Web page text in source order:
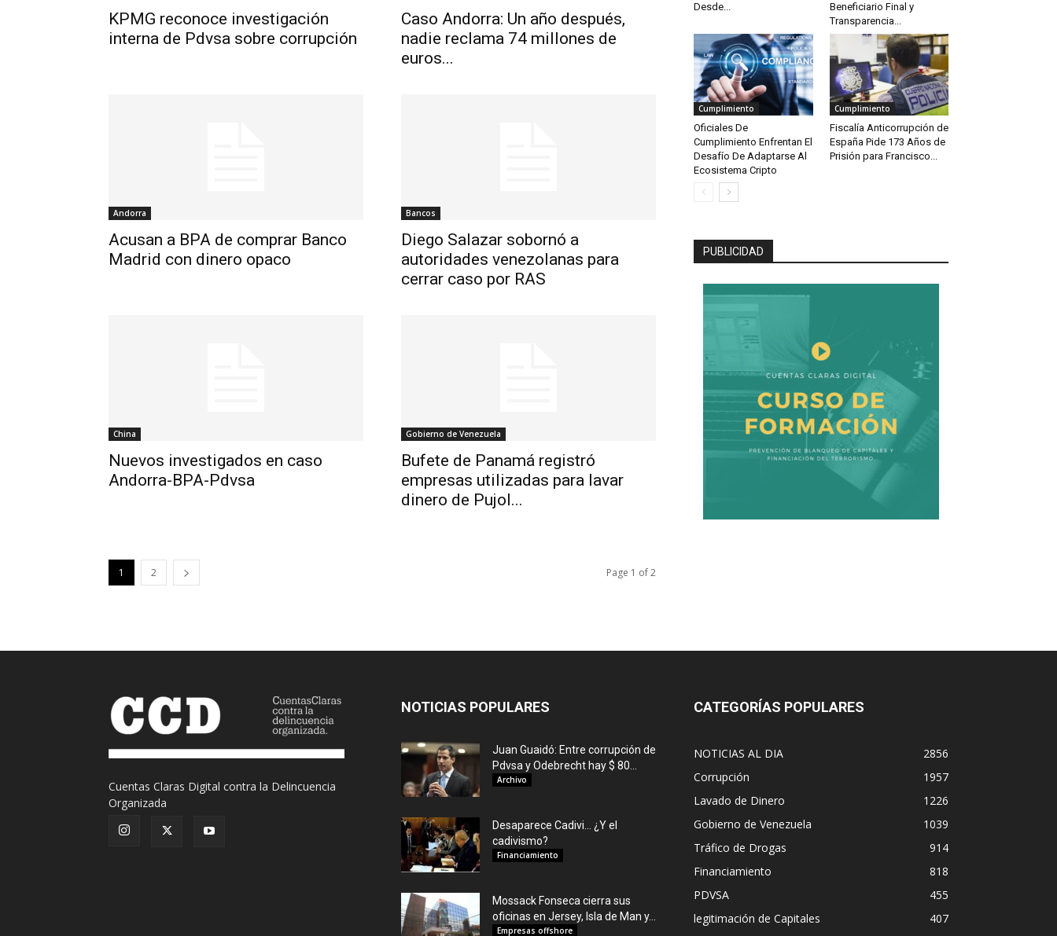
KPMG reconoce investigación
interna de Pdvsa sobre corrupción
Caso Andorra: Un año después,
nadie reclama 74 millones de
euros...
Andorra
Acusan a BPA de comprar Banco
Madrid con dinero opaco
Bancos
Diego Salazar sobornó a
autoridades venezolanas para
cerrar caso por RAS
China
Nuevos investigados en caso
Andorra-BPA-Pdvsa
Gobierno de Venezuela
Bufete de Panamá registró
empresas utilizadas para lavar
dinero de Pujol...
1 2 Page 1 of 2
Desde...
Beneficiario Final y
Transparencia...
Cumplimiento
Oficiales De
Cumplimiento Enfrentan El
Desafío De Adaptarse Al
Ecosistema Cripto
Cumplimiento
Fiscalía Anticorrupción de
España Pide 173 Años de
Prisión para Francisco...
PUBLICIDAD
Cuentas Claras Digital contra la Delincuencia
Organizada
NOTICIAS POPULARES
Juan Guaidó: Entre corrupción de
Pdvsa y Odebrecht hay $ 80...
Archivo
Desaparece Cadivi… ¿Y el
cadivismo?
Financiamiento
Mossack Fonseca cierra sus
oficinas en Jersey, Isla de Man y...
Empresas offshore
CATEGORÍAS POPULARES
NOTICIAS AL DIA
2856
Corrupción
1957
Lavado de Dinero
1226
Gobierno de Venezuela
1039
Tráfico de Drogas
914
Financiamiento
818
PDVSA
455
legitimación de Capitales
407